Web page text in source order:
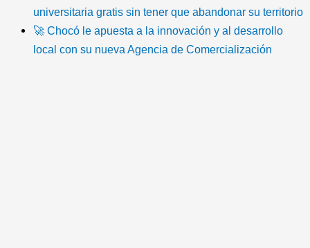
universitaria gratis sin tener que abandonar su territorio
🚀 Chocó le apuesta a la innovación y al desarrollo
local con su nueva Agencia de Comercialización